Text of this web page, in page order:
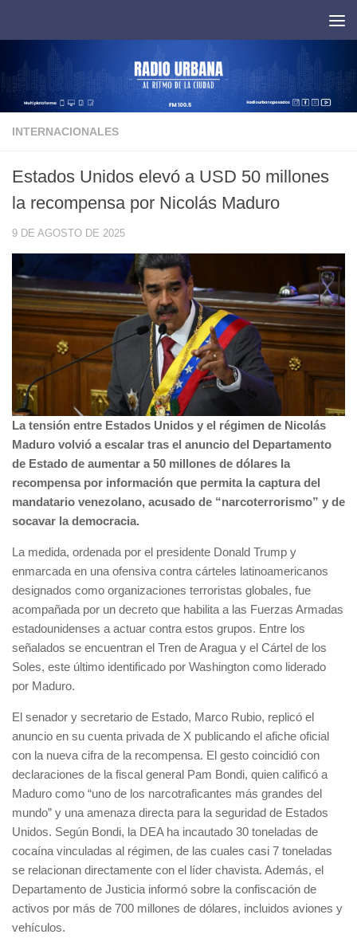
INTERNACIONALES
Estados Unidos elevó a USD 50 millones
la recompensa por Nicolás Maduro
9 DE AGOSTO DE 2025
La tensión entre Estados Unidos y el régimen de Nicolás
Maduro volvió a escalar tras el anuncio del Departamento
de Estado de aumentar a 50 millones de dólares la
recompensa por información que permita la captura del
mandatario venezolano, acusado de “narcoterrorismo” y de
socavar la democracia.
La medida, ordenada por el presidente Donald Trump y
enmarcada en una ofensiva contra cárteles latinoamericanos
designados como organizaciones terroristas globales, fue
acompañada por un decreto que habilita a las Fuerzas Armadas
estadounidenses a actuar contra estos grupos. Entre los
señalados se encuentran el Tren de Aragua y el Cártel de los
Soles, este último identificado por Washington como liderado
por Maduro.
El senador y secretario de Estado, Marco Rubio, replicó el
anuncio en su cuenta privada de X publicando el afiche oficial
con la nueva cifra de la recompensa. El gesto coincidió con
declaraciones de la fiscal general Pam Bondi, quien calificó a
Maduro como “uno de los narcotraficantes más grandes del
mundo” y una amenaza directa para la seguridad de Estados
Unidos. Según Bondi, la DEA ha incautado 30 toneladas de
cocaína vinculadas al régimen, de las cuales casi 7 toneladas
se relacionan directamente con el líder chavista. Además, el
Departamento de Justicia informó sobre la confiscación de
activos por más de 700 millones de dólares, incluidos aviones y
vehículos.